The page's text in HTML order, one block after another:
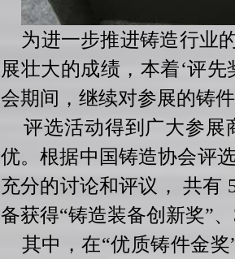
为进一步推进铸造行业
展壮大的成绩，本着‘评
会期间，继续对参展的铸
评选活动得到广大参展
优。根据中国铸造协会评
充分的讨论和评议， 共有
备获得“铸造装备创新奖”
其中，在“优质铸件金奖